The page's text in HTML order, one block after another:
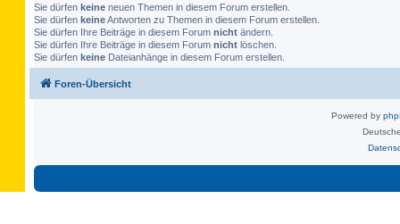
Sie dürfen keine neuen Themen in diesem Forum erstellen.
Sie dürfen keineAntworten zu Themen in diesem Forum erstellen.
Sie dürfen Ihre Beiträge in diesem Forum nicht ändern.
Sie dürfen Ihre Beiträge in diesem Forum nicht löschen.
Sie dürfen keine Dateianhänge in diesem Forum erstellen.
Foren-Übersicht
Powered by